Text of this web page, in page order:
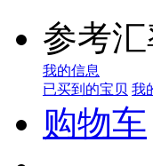
参考
我的信息
已买到的宝贝 我
购物车